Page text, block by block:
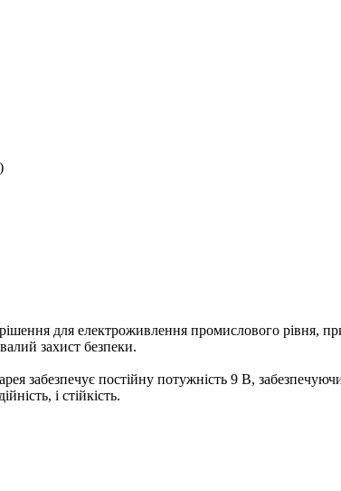
для електроживлення промислового рівня,
захист безпеки.
забезпечує постійну потужність 9 В,
і стійкість.